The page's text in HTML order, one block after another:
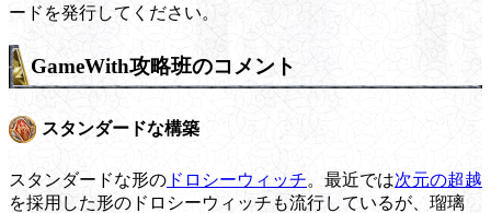
ードを発行してください。
GameWith攻略班のコメント
スタンダードな構築
スタンダードな形の ドロシーウィッチ。最近では次元の超越
を採用した形のドロシーウィッチも流行しているが、瑠璃